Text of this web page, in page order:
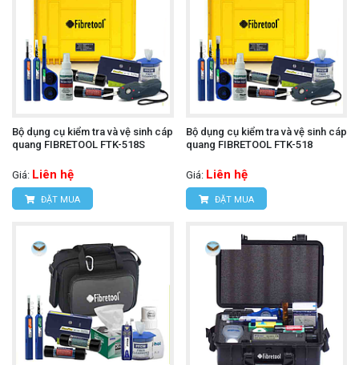
Bộ dụng cụ kiểm tra và vệ sinh cáp
quang FIBRETOOL FTK-518S
Giá: Liên hệ
ĐẶT MUA
Bộ dụng cụ kiểm tra và vệ sinh cáp
quang FIBRETOOL FTK-518
Giá: Liên hệ
ĐẶT MUA